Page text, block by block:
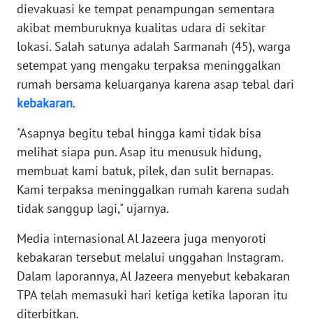
dievakuasi ke tempat penampungan sementara
akibat memburuknya kualitas udara di sekitar
lokasi. Salah satunya adalah Sarmanah (45), warga
setempat yang mengaku terpaksa meninggalkan
rumah bersama keluarganya karena asap tebal dari
kebakaran.
"Asapnya begitu tebal hingga kami tidak bisa
melihat siapa pun. Asap itu menusuk hidung,
membuat kami batuk, pilek, dan sulit bernapas.
Kami terpaksa meninggalkan rumah karena sudah
tidak sanggup lagi," ujarnya.
Media internasional Al Jazeera juga menyoroti
kebakaran tersebut melalui unggahan Instagram.
Dalam laporannya, Al Jazeera menyebut kebakaran
TPA telah memasuki hari ketiga ketika laporan itu
diterbitkan.
REDAKSI
KARIR
DISCLAIMER
News
Regional
WN
SUMUT
WN
JAKARTA
WN